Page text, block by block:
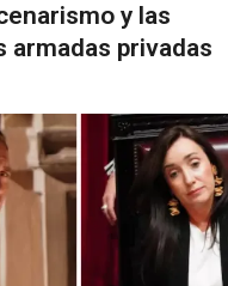
y las
armadas privadas